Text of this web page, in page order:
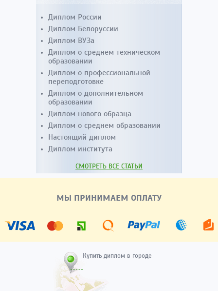
Диплом России
Диплом Белоруссии
Диплом ВУЗа
Диплом о среднем техническом
образовании
Диплом о профессиональной
переподготовке
Диплом о дополнительном
образовании
Диплом нового образца
Диплом о среднем образовании
Настоящий диплом
Диплом института
СМОТРЕТЬ ВСЕ СТАТЬИ
МЫ ПРИНИМАЕМ ОПЛАТУ
Купить диплом в городе